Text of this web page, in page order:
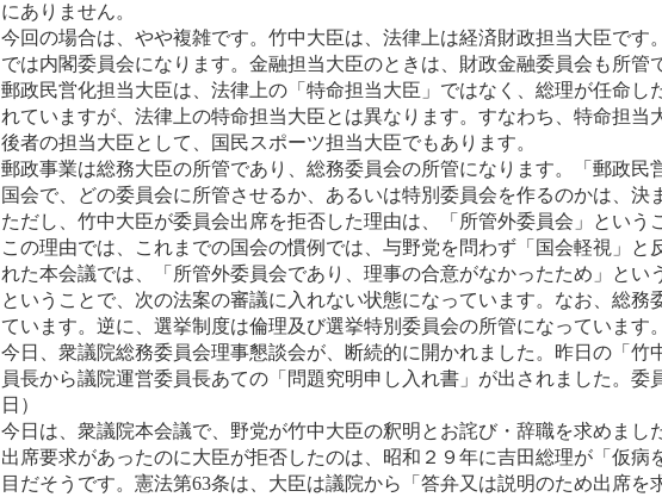
にありません。
今回の場合は、やや複雑です。竹中大臣は、法律上は経済財政担当大臣です
では内閣委員会になります。金融担当大臣のときは、財政金融委員会も所管
郵政民営化担当大臣は、法律上の「特命担当大臣」ではなく、総理が任命し
れていますが、法律上の特命担当大臣とは異なります。すなわち、特命担当
後者の担当大臣として、国民スポーツ担当大臣でもあります。
郵政事業は総務大臣の所管であり、総務委員会の所管になります。「郵政民
国会で、どの委員会に所管させるか、あるいは特別委員会を作るのかは、決
ただし、竹中大臣が委員会出席を拒否した理由は、「所管外委員会」という
この理由では、これまでの国会の慣例では、与野党を問わず「国会軽視」
れた本会議では、「所管外委員会であり、理事の合意がなかったため」とい
ということで、次の法案の審議に入れない状態になっています。なお、総
ています。逆に、選挙制度は倫理及び選挙特別委員会の所管になっています
今日、衆議院総務委員会理事懇談会が、断続的に開かれました。昨日の「竹
員長から議院運営委員長あての「問題究明申し入れ書」が出されました。委
日）
今日は、衆議院本会議で、野党が竹中大臣の釈明とお詫び・辞職を求めまし
出席要求があったのに大臣が拒否したのは、昭和２９年に吉田総理が「仮病
目だそうです。憲法第63条は、大臣は議院から「答弁又は説明のため出席を